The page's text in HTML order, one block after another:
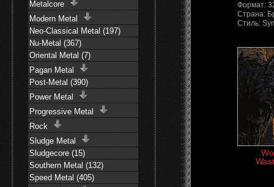
Metalcore
Modern Metal
Neo-Classical Metal (197)
Nu-Metal (367)
Oriental Metal (7)
Pagan Metal
Post-Metal (390)
Power Metal
Progressive Metal
Rock
Sludge Metal
Sludgecore (15)
Southern Metal (132)
Speed Metal (405)
Формат:
Страна:
Стиль: